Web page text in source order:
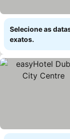
Selecione as
exatos.